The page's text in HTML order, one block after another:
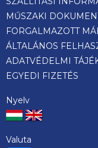
MŰSZAKI
FORGALMAZOTT
ÁLTALÁNOS
ADATVÉDELMI
EGYEDI FIZETÉS
Nyelv
Valuta